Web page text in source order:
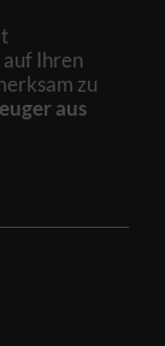
Ihren
zu
aus